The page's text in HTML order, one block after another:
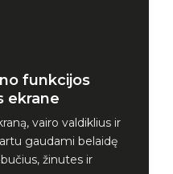
funkcijos
ekrane
vairo valdiklius ir
gaudami belaidę
žinutes ir